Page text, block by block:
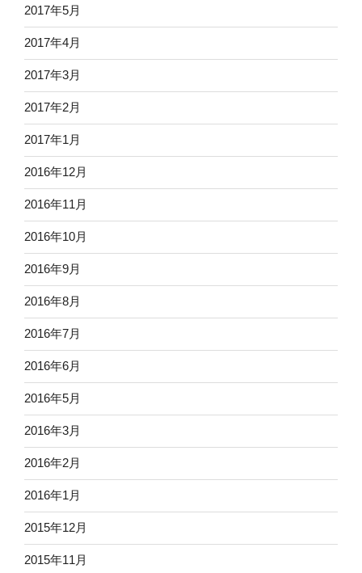
2017年5月
2017年4月
2017年3月
2017年2月
2017年1月
2016年12月
2016年11月
2016年10月
2016年9月
2016年8月
2016年7月
2016年6月
2016年5月
2016年3月
2016年2月
2016年1月
2015年12月
2015年11月